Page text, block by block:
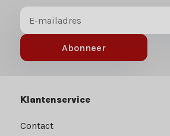
Abonneer
Klantenservice
Contact